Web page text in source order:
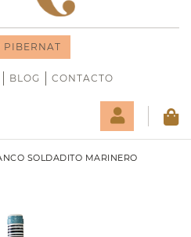
PIBERNAT
BLOG CONTACTO
SOLDADITO MARINERO